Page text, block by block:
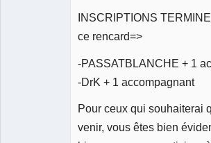
INSCRIPTIONS
ce rencard=>
-PASSATBLANCHE + 1
-DrK + 1 accompagnant
Pour ceux qui souhaiterai
venir, vous êtes bien